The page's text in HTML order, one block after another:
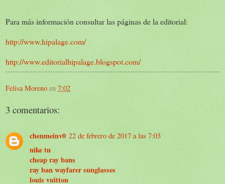
Para más información consultar las páginas de la editorial:
http://www.hipalage.com/
http://www.editorialhipalage.blogspot.com/
Felisa Moreno en 7:02
3 comentarios:
chenmeinv0 22 de febrero de 2017 a las 7:03
nike tn
cheap ray bans
ray ban wayfarer sunglasses
louis vuitton